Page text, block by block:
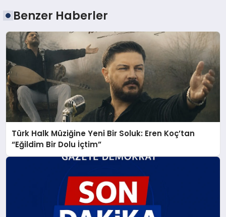
Benzer Haberler
Türk Halk Müziğine Yeni Bir Soluk: Eren Koç’tan
“Eğildim Bir Dolu İçtim”